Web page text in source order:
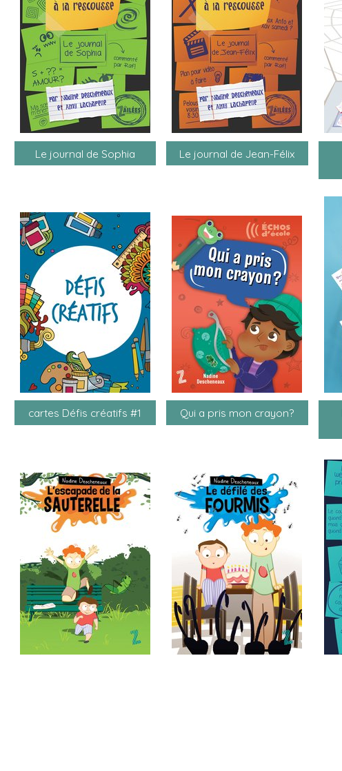
Le journal de Sophia Le journal de Jean-Félix
cartes Défis créatifs #1 Qui a pris mon crayon?